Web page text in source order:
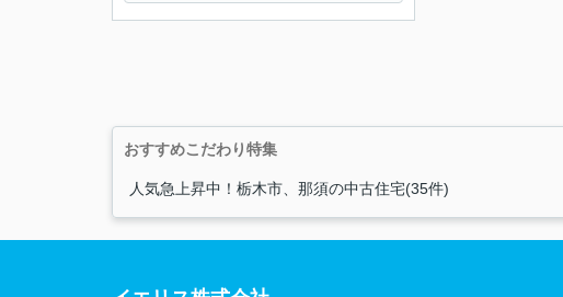
おすすめこだわり特集
人気急上昇中！栃木市、那須の中古住宅(35件)